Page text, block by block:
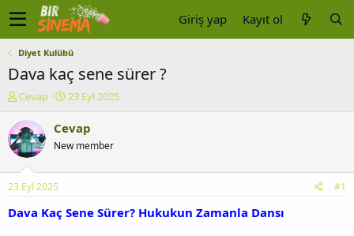
Giriş yap Kayıt ol
Diyet Kulübü
Dava kaç sene sürer ?
K
n
u
y
b
a
ş
Cevap
B
ş
a
ç
23 Eyl 2025
Cevap
New member
23 Eyl 2025 #1
Dava Kaç Sene Sürer? Hukukun Zamanla Dansı